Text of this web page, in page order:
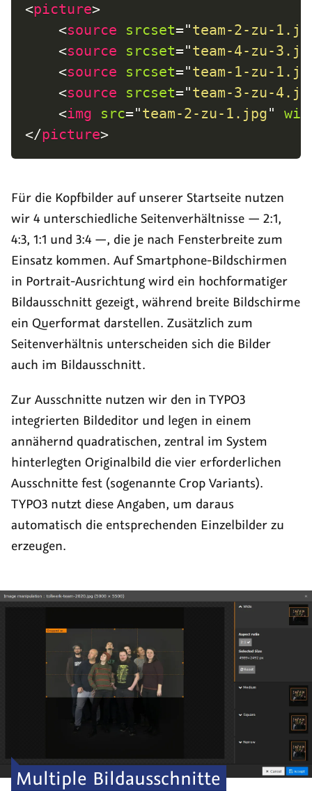
<picture>
<source srcset="team-2-zu-
<source srcset="team-4-zu-
<source srcset="team-1-zu-
<source srcset="team-3-zu-
<img src="team-2-zu-1.jpg"
</picture>
Für die Kopfbilder auf unserer Startseite nutzen
wir 4 unterschiedliche Seitenverhältnisse — 2:1,
4:3, 1:1 und 3:4 —, die je nach Fensterbreite zum
Einsatz kommen. Auf Smartphone-Bildschirmen
in Portrait-Ausrichtung wird ein hochformatiger
Bildausschnitt gezeigt, während breite Bildschirme
ein Querformat darstellen. Zusätzlich zum
Seitenverhältnis unterscheiden sich die Bilder
auch im Bildausschnitt.
Zur Ausschnitte nutzen wir den in TYPO3
integrierten Bildeditor und legen in einem
annähernd quadratischen, zentral im System
hinterlegten Originalbild die vier erforderlichen
Ausschnitte fest (sogenannte Crop Variants).
TYPO3 nutzt diese Angaben, um daraus
automatisch die entsprechenden Einzelbilder zu
erzeugen.
Multiple Bildausschnitte